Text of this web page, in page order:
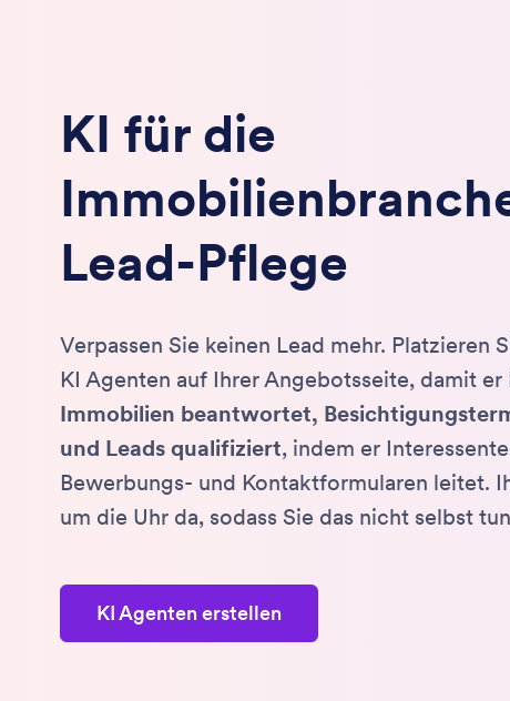
KI für die
Lead-Pflege
Verpassen Sie keinen Lead mehr. Platzieren
KI Agenten auf Ihrer Angebotsseite, damit er
Immobilien beantwortet,
und Leads qualifiziert, indem er
Bewerbungs- und Kontaktformularen leitet.
um die Uhr da, sodass Sie das nicht selbst
KI Agenten erstellen